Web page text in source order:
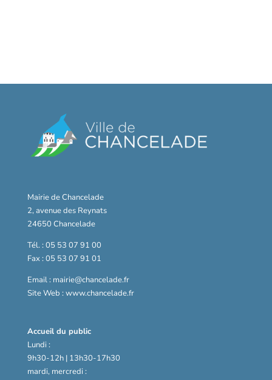
Mairie de Chancelade
2, avenue des Reynats
24650 Chancelade
Tél. : 05 53 07 91 00
Fax : 05 53 07 91 01
Email : mairie@chancelade.fr
Site Web : www.chancelade.fr
Accueil du public
Lundi :
9h30-12h | 13h30-17h30
mardi, mercredi :